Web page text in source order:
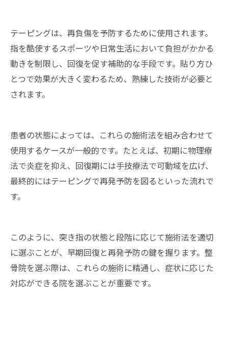
テーピングは、再負傷を予防するために使用されます。
指を酷使するスポーツや日常生活において負担がかかる
動きを制限し、回復を促す補助的な手段です。貼り方ひ
とつで効果が大きく変わるため、熟練した技術が必要と
されます。
患者の状態によっては、これらの施術法を組み合わせて
使用するケースが一般的です。たとえば、初期に物理療
法で炎症を抑え、回復期には手技療法で可動域を広げ、
最終的にはテーピングで再発予防を図るといった流れで
す。
このように、突き指の状態と段階に応じて施術法を適切
に選ぶことが、早期回復と再発予防の鍵を握ります。整
骨院を選ぶ際は、これらの施術に精通し、症状に応じた
対応ができる院を選ぶことが重要です。